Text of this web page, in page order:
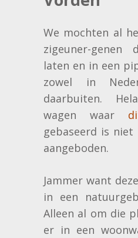
We mochten al
zigeuner-
laten en in een
zowel in
daarbuiten.
wagen waar
gebaseerd is
aangeboden.
Jammer want
in een
Alleen al om die
er in een